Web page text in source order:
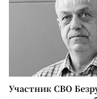
Участник СВО